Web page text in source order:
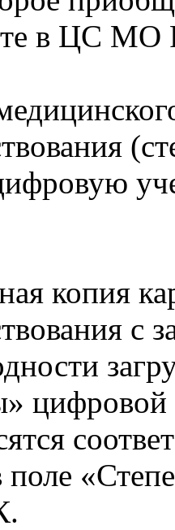
в ЦС МО
копия
с
цифровой